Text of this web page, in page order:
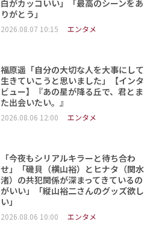
白がカッコいい」「最高のシーンをあ
りがとう」
2026.08.07 10:15 エンタメ
福原遥「自分の大切な人を大事にして
生きていこうと思いました」【インタ
ビュー】『あの星が降る丘で、君とま
た出会いたい。』
2026.08.06 12:00 エンタメ
「今夜もシリアルキラーと待ち合わ
せ」「磯貝（横山裕）とヒナタ（関水
渚）の共犯関係が深まってきているの
がいい」「縦山裕二さんのグッズ欲し
い」
2026.08.06 10:00 エンタメ